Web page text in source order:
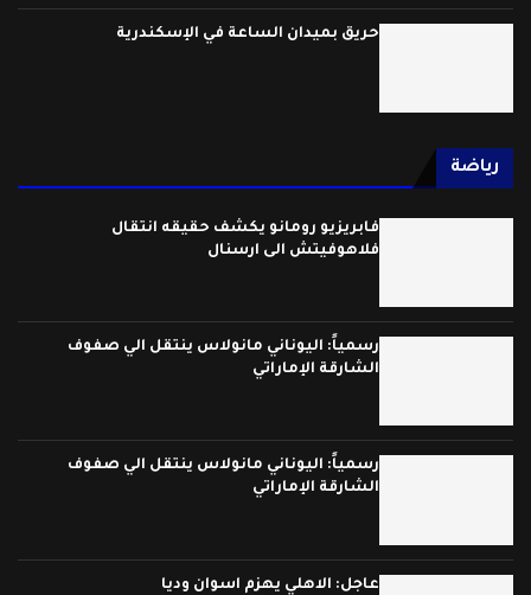
حريق بميدان الساعة في الإسكندرية
رياضة
فابريزيو رومانو يكشف حقيقه انتقال
فلاهوفيتش الى ارسنال
رسمياً: اليوناني مانولاس ينتقل الي صفوف
الشارقة الإماراتي
رسمياً: اليوناني مانولاس ينتقل الي صفوف
الشارقة الإماراتي
عاجل: الاهلي يهزم اسوان وديا